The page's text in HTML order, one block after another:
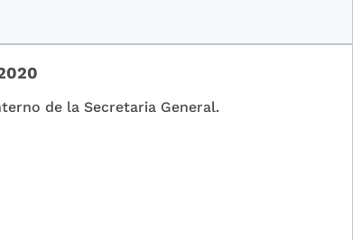
de la Secretaria General.